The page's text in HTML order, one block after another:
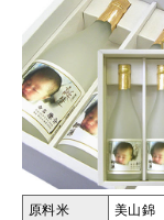
原料米 美山錦